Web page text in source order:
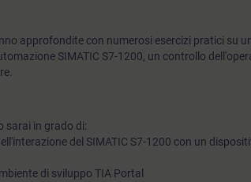
approfondite con numerosi esercizi pratici su
SIMATIC S7-1200, un controllo
sarai in grado di:
del SIMATIC S7-1200 con un
di sviluppo TIA Portal